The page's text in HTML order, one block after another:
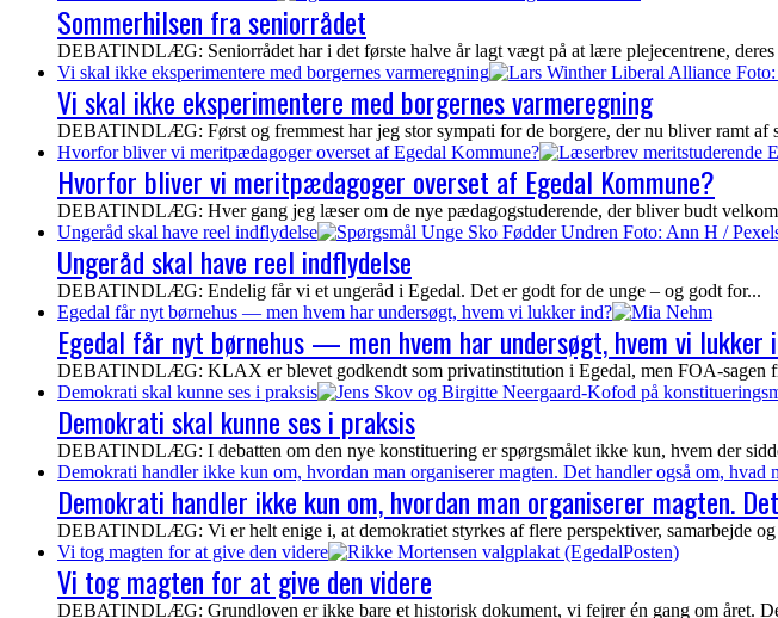
Sommerhilsen fra seniorrådet
DEBATINDLÆG: Seniorrådet har i det første halve år lagt vægt på at lære plejecentrene, deres
Vi skal ikke eksperimentere med borgernes varmeregning
Vi skal ikke eksperimentere med borgernes varmeregning
DEBATINDLÆG: Først og fremmest har jeg stor sympati for de borgere, der nu bliver ramt af
Hvorfor bliver vi meritpædagoger overset af Egedal Kommune?
Hvorfor bliver vi meritpædagoger overset af Egedal Kommune?
DEBATINDLÆG: Hver gang jeg læser om de nye pædagogstuderende, der bliver budt
Ungeråd skal have reel indflydelse
Ungeråd skal have reel indflydelse
DEBATINDLÆG: Endelig får vi et ungeråd i Egedal. Det er godt for de unge – og godt for...
Egedal får nyt børnehus — men hvem har undersøgt, hvem vi lukker ind?
Egedal får nyt børnehus — men hvem har undersøgt, hvem vi lukker
DEBATINDLÆG: KLAX er blevet godkendt som privatinstitution i Egedal, men FOA-sagen
Demokrati skal kunne ses i praksis
Demokrati skal kunne ses i praksis
DEBATINDLÆG: I debatten om den nye konstituering er spørgsmålet ikke kun, hvem der
Demokrati handler ikke kun om, hvordan man organiserer magten. Det handler også om, hvad
Demokrati handler ikke kun om, hvordan man organiserer magten.
DEBATINDLÆG: Vi er helt enige i, at demokratiet styrkes af flere perspektiver, samarbejde og
Vi tog magten for at give den videre
Vi tog magten for at give den videre
DEBATINDLÆG: Grundloven er ikke bare et historisk dokument, vi fejrer én gang om året.